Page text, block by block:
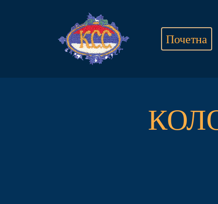
Почетна